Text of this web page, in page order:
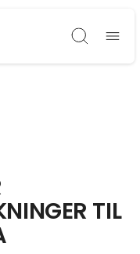
Søg
TIL